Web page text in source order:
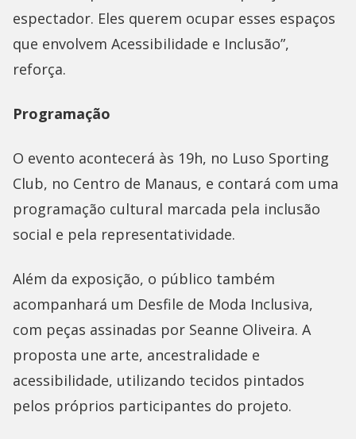
espectador. Eles querem ocupar esses espaços
que envolvem Acessibilidade e Inclusão”,
reforça.
Programação
O evento acontecerá às 19h, no Luso Sporting
Club, no Centro de Manaus, e contará com uma
programação cultural marcada pela inclusão
social e pela representatividade.
Além da exposição, o público também
acompanhará um Desfile de Moda Inclusiva,
com peças assinadas por Seanne Oliveira. A
proposta une arte, ancestralidade e
acessibilidade, utilizando tecidos pintados
pelos próprios participantes do projeto.